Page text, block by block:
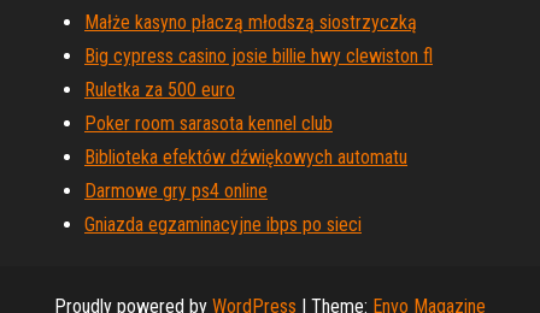
Małże kasyno płaczą młodszą siostrzyczką
Big cypress casino josie billie hwy clewiston fl
Ruletka za 500 euro
Poker room sarasota kennel club
Biblioteka efektów dźwiękowych automatu
Darmowe gry ps4 online
Gniazda egzaminacyjne ibps po sieci
Proudly powered by WordPress | Theme: Envo Magazine